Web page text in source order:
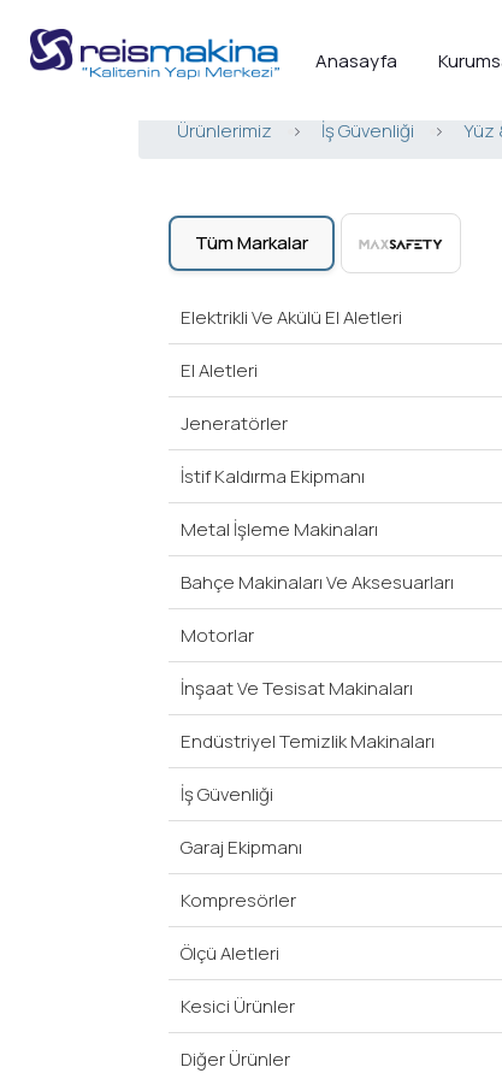
Anasayfa
Ürünlerimiz > İş Güvenliği > Yüz
Tüm Markalar
Elektrikli Ve Akülü El Aletleri
El Aletleri
Jeneratörler
İstif Kaldırma Ekipmanı
Metal İşleme Makinaları
Bahçe Makinaları Ve Aksesuarları
Motorlar
İnşaat Ve Tesisat Makinaları
Endüstriyel Temizlik Makinaları
İş Güvenliği
Garaj Ekipmanı
Kompresörler
Ölçü Aletleri
Kesici Ürünler
Diğer Ürünler